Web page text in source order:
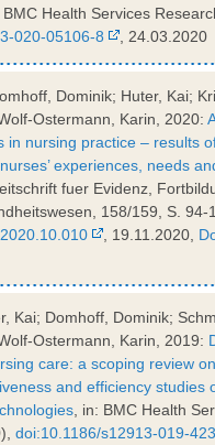
Health Services
020-05106-8
, 24.03.2020
Dominik; Huter, Kai;
Ostermann, Karin, 2020:
in nursing practice – results
experiences, needs
fuer Evidenz,
158/159, S. 94-
, 19.11.2020,
Kai; Domhoff, Dominik;
Ostermann, Karin, 2019:
care: a scoping review on
and efficiency studies
, in: BMC Health
doi:10.1186/s12913-019-